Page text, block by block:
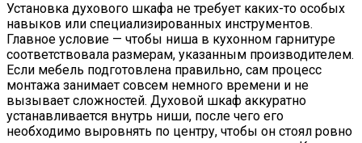
Установка духового шкафа не требует каких-то особых
навыков или специализированных инструментов.
Главное условие — чтобы ниша в кухонном гарнитуре
соответствовала размерам, указанным производителем.
Если мебель подготовлена правильно, сам процесс
монтажа занимает совсем немного времени и не
вызывает сложностей. Духовой шкаф аккуратно
устанавливается внутрь ниши, после чего его
необходимо выровнять по центру, чтобы он стоял ровно